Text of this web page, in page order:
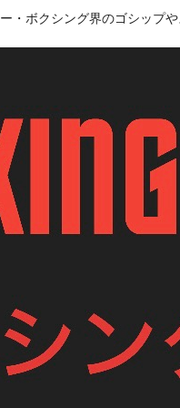
・ボクシング界のゴシップ